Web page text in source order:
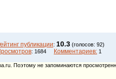
публикации: 10.3 (голосов: 92)
: 1684 Комментариев: 1
Поэтому не запоминаются